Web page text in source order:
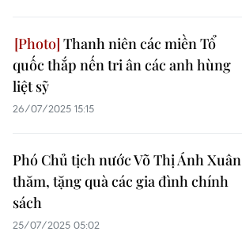
Thanh niên các miền Tổ
quốc thắp nến tri ân các anh hùng
liệt sỹ
26/07/2025 15:15
Phó Chủ tịch nước Võ Thị Ánh Xuân
thăm, tặng quà các gia đình chính
sách
25/07/2025 05:02